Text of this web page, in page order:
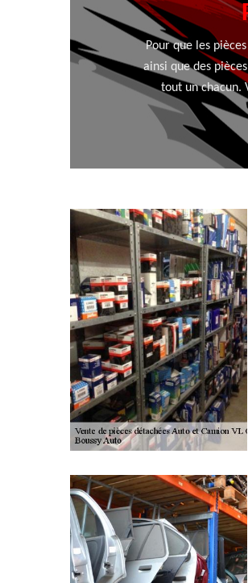
Pour que les
ainsi que des
tout un chacun.